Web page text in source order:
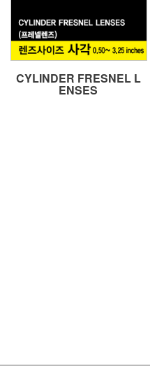
CYLINDER FRESNEL L
ENSES